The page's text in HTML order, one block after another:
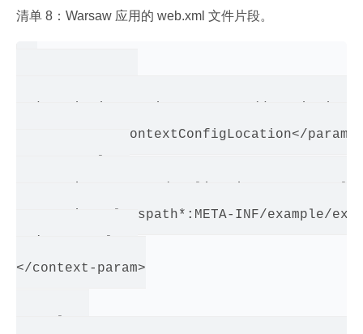
清单 8：Warsaw 应用的 web.xml 文件片段。
<param-name>contextConfigLocation</param-
<string>classpath*:META-INF/example/
</context-param>